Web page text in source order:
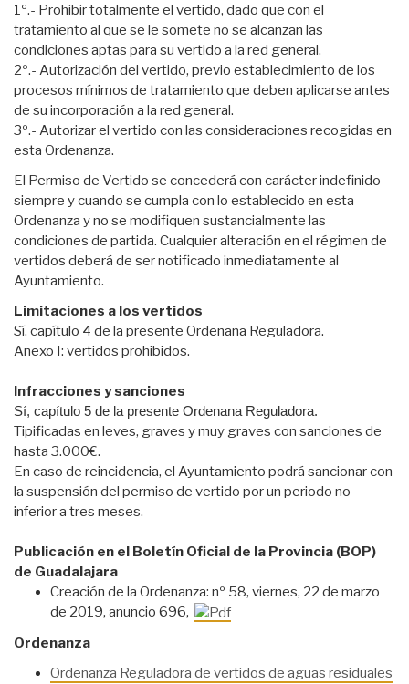
1º.- Prohibir totalmente el vertido, dado que con el
tratamiento al que se le somete no se alcanzan las
condiciones aptas para su vertido a la red general.
2º.- Autorización del vertido, previo establecimiento de los
procesos mínimos de tratamiento que deben aplicarse antes
de su incorporación a la red general.
3º.- Autorizar el vertido con las consideraciones recogidas en
esta Ordenanza.
El Permiso de Vertido se concederá con carácter indefinido
siempre y cuando se cumpla con lo establecido en esta
Ordenanza y no se modifiquen sustancialmente las
condiciones de partida. Cualquier alteración en el régimen de
vertidos deberá de ser notificado inmediatamente al
Ayuntamiento.
Limitaciones a los vertidos
Sí, capítulo 4 de la presente Ordenana Reguladora.
Anexo I: vertidos prohibidos.
Infracciones y sanciones
Sí, capítulo 5 de la presente Ordenana Reguladora.
Tipificadas en leves, graves y muy graves con sanciones de
hasta 3.000€.
En caso de reincidencia, el Ayuntamiento podrá sancionar con
la suspensión del permiso de vertido por un periodo no
inferior a tres meses.
Publicación en el Boletín Oficial de la Provincia (BOP)
de Guadalajara
Creación de la Ordenanza: nº 58, viernes, 22 de marzo
de 2019, anuncio 696,
Ordenanza
Ordenanza Reguladora de vertidos de aguas residuales